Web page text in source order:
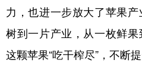
力，也进一步放大了苹果
树到一片产业，从一枚鲜
这颗苹果“吃干榨尽”，不断